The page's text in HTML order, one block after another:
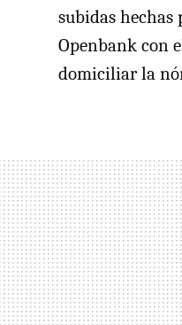
subidas hechas
Openbank con
domiciliar la